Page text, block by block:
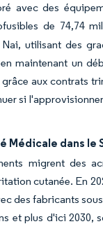
avec des
de 74,74
utilisant des
maintenant un
aux contrats
si
Médicale dans
migrent des
cutanée. En
des fabricants
et plus d'ici